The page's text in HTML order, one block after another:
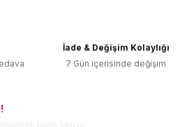
daha pahalı.
alternatifler olmalı.
İade & Değişim Kolaylığı
7 Gün içerisinde değişim